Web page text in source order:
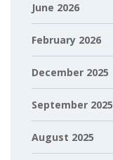
June 2026
February 2026
December 2025
September 2025
August 2025